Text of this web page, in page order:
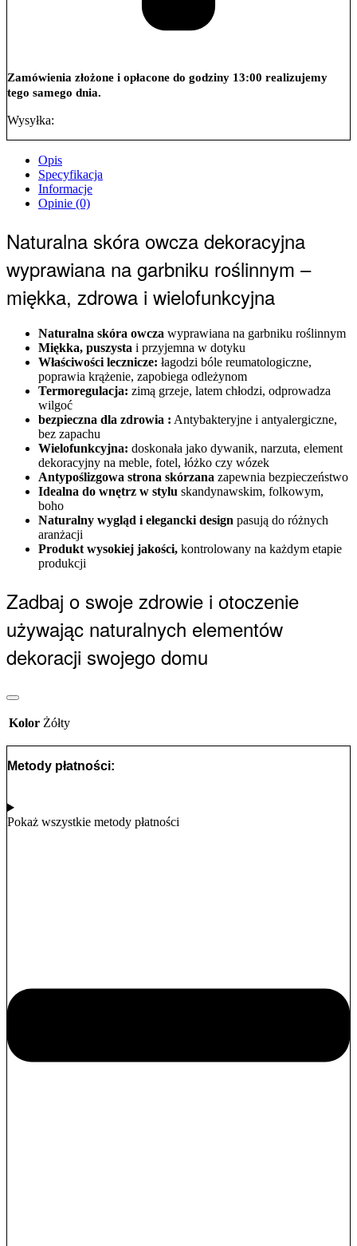
Zamówienia złożone i opłacone do godziny 13:00 realizujemy
tego samego dnia.
Wysyłka:
Opis
Specyfikacja
Informacje
Opinie (0)
Naturalna skóra owcza dekoracyjna
wyprawiana na garbniku roślinnym –
miękka, zdrowa i wielofunkcyjna
Naturalna skóra owcza wyprawiana na garbniku roślinnym
Miękka, puszysta i przyjemna w dotyku
Właściwości lecznicze: łagodzi bóle reumatologiczne,
poprawia krążenie, zapobiega odleżynom
Termoregulacja: zimą grzeje, latem chłodzi, odprowadza
wilgoć
bezpieczna dla zdrowia : Antybakteryjne i antyalergiczne,
bez zapachu
Wielofunkcyjna: doskonała jako dywanik, narzuta, element
dekoracyjny na meble, fotel, łóżko czy wózek
Antypoślizgowa strona skórzana zapewnia bezpieczeństwo
Idealna do wnętrz w stylu skandynawskim, folkowym,
boho
Naturalny wygląd i elegancki design pasują do różnych
aranżacji
Produkt wysokiej jakości, kontrolowany na każdym etapie
produkcji
Zadbaj o swoje zdrowie i otoczenie
używając naturalnych elementów
dekoracji swojego domu
Kolor Żółty
Metody płatności:
Pokaż wszystkie metody płatności